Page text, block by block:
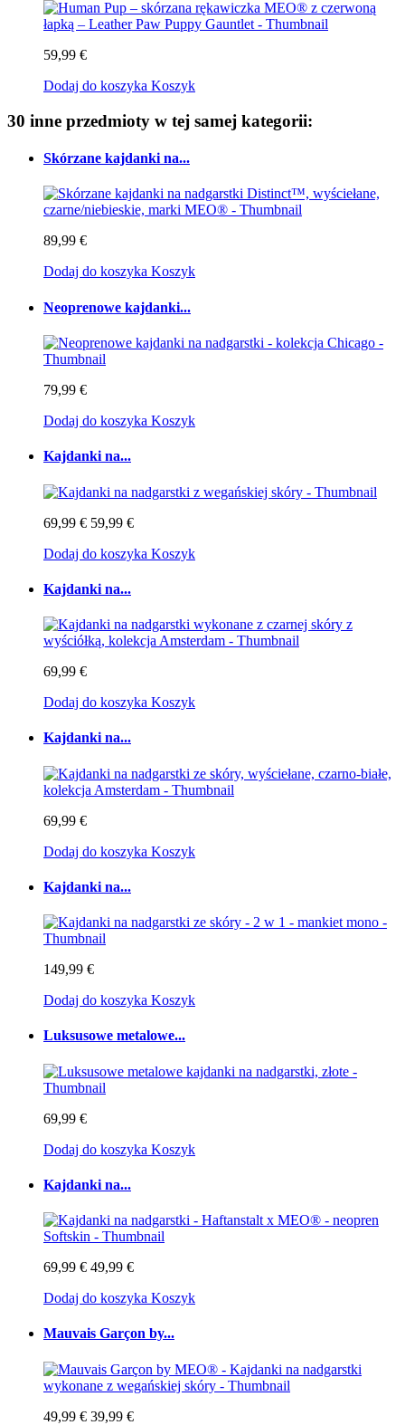
59,99 €
Dodaj do koszyka Koszyk
30 inne przedmioty w tej samej kategorii:
Skórzane kajdanki na...
89,99 €
Dodaj do koszyka Koszyk
Neoprenowe kajdanki...
79,99 €
Dodaj do koszyka Koszyk
Kajdanki na...
69,99 € 59,99 €
Dodaj do koszyka Koszyk
Kajdanki na...
69,99 €
Dodaj do koszyka Koszyk
Kajdanki na...
69,99 €
Dodaj do koszyka Koszyk
Kajdanki na...
149,99 €
Dodaj do koszyka Koszyk
Luksusowe metalowe...
69,99 €
Dodaj do koszyka Koszyk
Kajdanki na...
69,99 € 49,99 €
Dodaj do koszyka Koszyk
Mauvais Garçon by...
49,99 € 39,99 €